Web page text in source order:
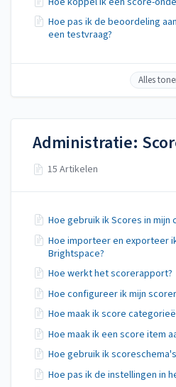
Hoe pas ik de beoordeling
een testvraag?
Alles
Administratie:
15 Artikelen
Hoe gebruik ik Scores in mijn
Hoe importeer en exporteer
Brightspace?
Hoe werkt het scorerapport?
Hoe configureer ik mijn
Hoe maak ik score
Hoe maak ik een score item
Hoe gebruik ik
Hoe pas ik de instellingen in